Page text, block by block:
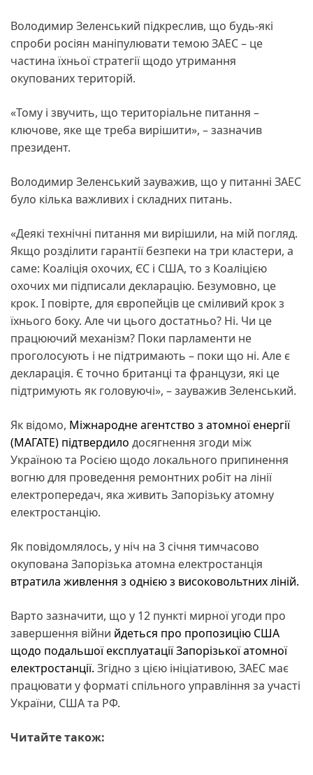
Володимир Зеленський підкреслив, що будь-які
спроби росіян маніпулювати темою ЗАЕС – це
частина їхньої стратегії щодо утримання
окупованих територій.
«Тому і звучить, що територіальне питання –
ключове, яке ще треба вирішити», – зазначив
президент.
Володимир Зеленський зауважив, що у питанні ЗАЕС
було кілька важливих і складних питань.
«Деякі технічні питання ми вирішили, на мій погляд.
Якщо розділити гарантії безпеки на три кластери, а
саме: Коаліція охочих, ЄС і США, то з Коаліцією
охочих ми підписали декларацію. Безумовно, це
крок. І повірте, для європейців це сміливий крок з
їхнього боку. Але чи цього достатньо? Ні. Чи це
працюючий механізм? Поки парламенти не
проголосують і не підтримають – поки що ні. Але є
декларація. Є точно британці та французи, які це
підтримують як головуючі», – зауважив Зеленський.
Як відомо, Міжнародне агентство з атомної енергії
(МАГАТЕ) підтвердило досягнення згоди між
Україною та Росією щодо локального припинення
вогню для проведення ремонтних робіт на лінії
електропередач, яка живить Запорізьку атомну
електростанцію.
Як повідомлялось, у ніч на 3 січня тимчасово
окупована Запорізька атомна електростанція
втратила живлення з однією з високовольтних ліній.
Варто зазначити, що у 12 пункті мирної угоди про
завершення війни йдеться про пропозицію США
щодо подальшої експлуатації Запорізької атомної
електростанції. Згідно з цією ініціативою, ЗАЕС має
працювати у форматі спільного управління за участі
України, США та РФ.
Читайте також: